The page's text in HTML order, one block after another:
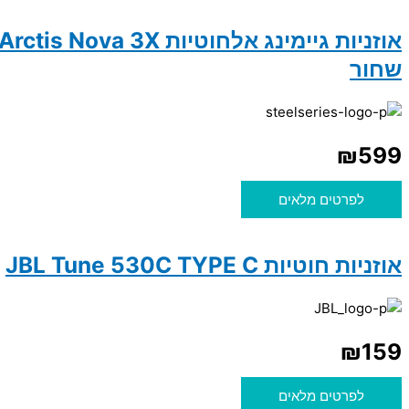
שחור
₪599
לפרטים מלאים
אוזניות חוטיות JBL Tune 530C TYPE C
₪159
לפרטים מלאים